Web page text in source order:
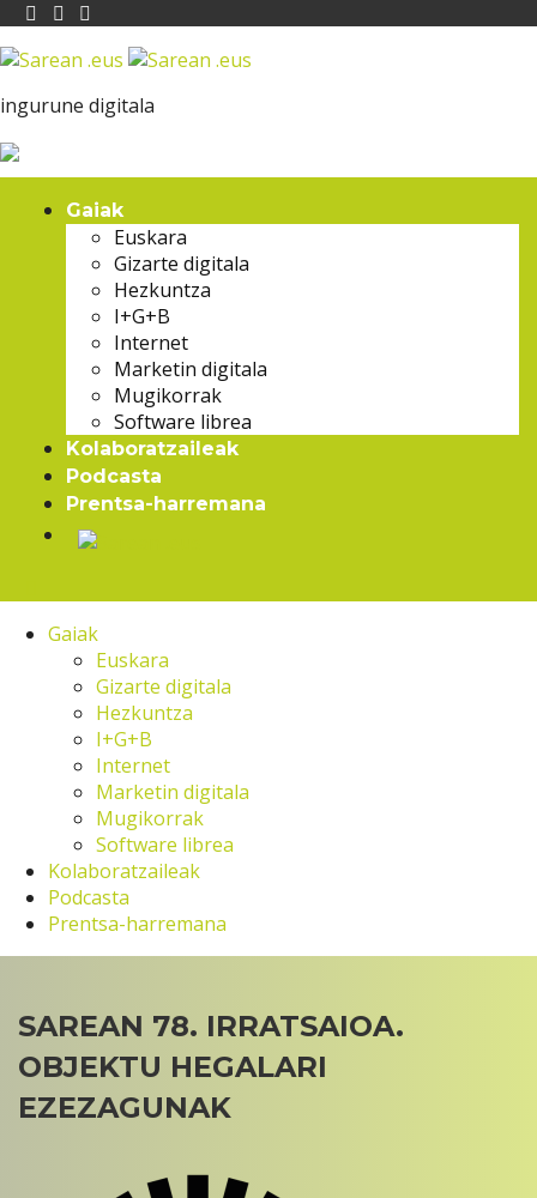
ingurune digitala
Gaiak
Euskara
Gizarte digitala
Hezkuntza
I+G+B
Internet
Marketin digitala
Mugikorrak
Software librea
Kolaboratzaileak
Podcasta
Prentsa-harremana
Gaiak
Euskara
Gizarte digitala
Hezkuntza
I+G+B
Internet
Marketin digitala
Mugikorrak
Software librea
Kolaboratzaileak
Podcasta
Prentsa-harremana
SAREAN 78. IRRATSAIOA.
OBJEKTU HEGALARI
EZEZAGUNAK